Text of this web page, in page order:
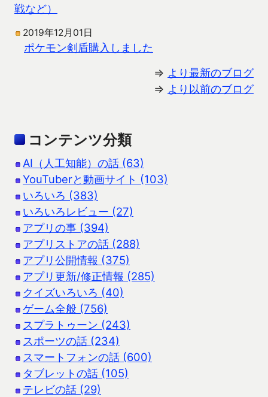
戦など）
2019年12月01日
ポケモン剣盾購入しました
⇒ より最新のブログ
⇒ より以前のブログ
コンテンツ分類
AI（人工知能）の話 (63)
YouTuberと動画サイト (103)
いろいろ (383)
いろいろレビュー (27)
アプリの事 (394)
アプリストアの話 (288)
アプリ公開情報 (375)
アプリ更新/修正情報 (285)
クイズいろいろ (40)
ゲーム全般 (756)
スプラトゥーン (243)
スポーツの話 (234)
スマートフォンの話 (600)
タブレットの話 (105)
テレビの話 (29)